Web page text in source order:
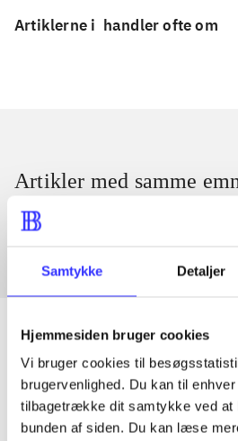
Samtykke Detaljer
Hjemmesiden bruger cookies
Vi bruger cookies til
brugervenlighed. Du kan til
tilbagetrække dit samtykke ved at
bunden af siden. Du kan læse
Artiklerne i handler ofte om
Artikler med samme
Fra
Artikler
Alle registrerede artikler fordelt